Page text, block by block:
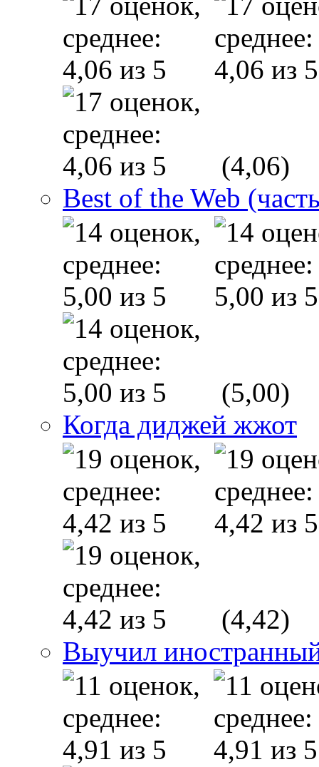
(4,06)
Best of the Web
(5,00)
Когда диджей жжот
(4,42)
Выучил